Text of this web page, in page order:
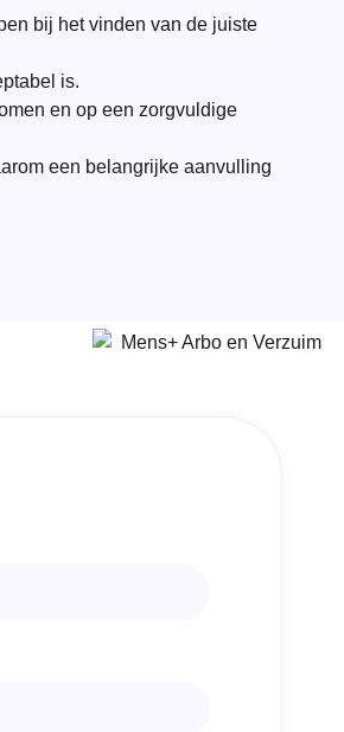
bij het vinden van de juiste
is.
en op een zorgvuldige
een belangrijke aanvulling